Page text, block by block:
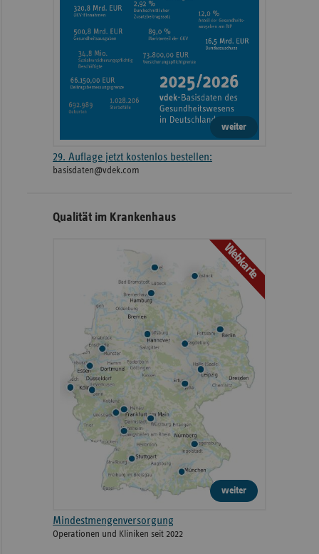
weiter
29. Auflage jetzt kostenlos bestellen:
basisdaten@vdek.com
Qualität im Krankenhaus
Webkarte
weiter
Mindestmengenversorgung
Operationen und Kliniken seit 2022